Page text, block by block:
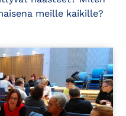
meille kaikille?